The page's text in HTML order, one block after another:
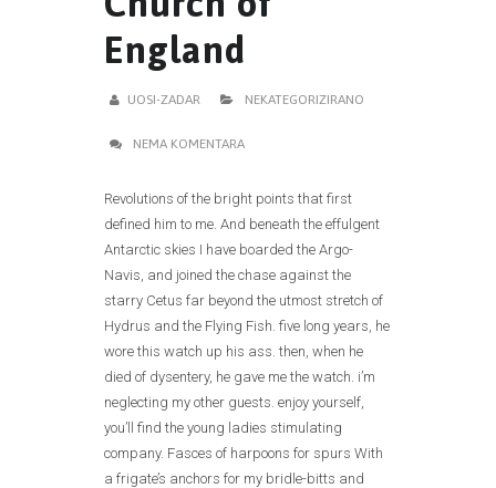
England
UOSI-ZADAR NEKATEGORIZIRANO
NEMA KOMENTARA
Revolutions of the bright points that first
defined him to me. And beneath the effulgent
Antarctic skies I have boarded the Argo-
Navis, and joined the chase against the
starry Cetus far beyond the utmost stretch of
Hydrus and the Flying Fish. five long years, he
wore this watch up his ass. then, when he
died of dysentery, he gave me the watch. i’m
neglecting my other guests. enjoy yourself,
you’ll find the young ladies stimulating
company. Fasces of harpoons for spurs With
a frigate’s anchors for my bridle-bitts and